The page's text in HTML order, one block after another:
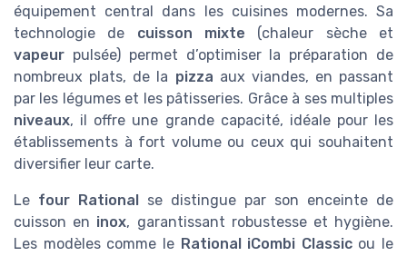
équipement central dans les cuisines modernes. Sa
technologie de cuisson mixte (chaleur sèche et
vapeur pulsée) permet d’optimiser la préparation de
nombreux plats, de la pizza aux viandes, en passant
par les légumes et les pâtisseries. Grâce à ses multiples
niveaux, il offre une grande capacité, idéale pour les
établissements à fort volume ou ceux qui souhaitent
diversifier leur carte.
Le four Rational
se distingue par son enceinte de
cuisson en inox, garantissant robustesse et hygiène.
Les modèles comme le Rational iCombi Classicou le